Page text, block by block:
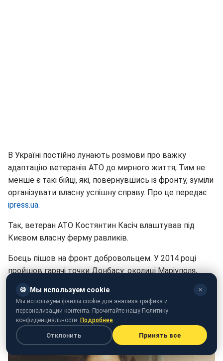
В Україні постійно лунають розмови про важку
адаптацію ветеранів АТО до мирного життя, Тим не
менше є такі бійці, які, повернувшись із фронту, зуміли
організувати власну успішну справу. Про це передає
ipress.ua.
Так, ветеран АТО Костянтин Касіч влаштував під
Києвом власну ферму равликів.
Боєць пішов на фронт добровольцем. У 2014 році
пройшов гарячі точки Донбасу: околиці Маріуполя,
Степанівку, Семенівку, Дмитрівку. Воював у складі 3
батальйону 72 бригади.
🍪 Мы используем cookie ✕
Мы используем файлы cookie для анализа трафика и
персонализации контента. Прочитайте нашу Политику
конфиденциальности. Подробнее
Отклонить Принять все